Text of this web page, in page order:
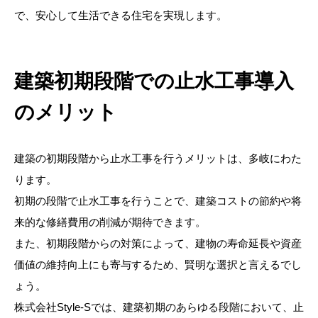
で、安心して生活できる住宅を実現します。
建築初期段階での止水工事導入
のメリット
建築の初期段階から止水工事を行うメリットは、多岐にわた
ります。
初期の段階で止水工事を行うことで、建築コストの節約や将
来的な修繕費用の削減が期待できます。
また、初期段階からの対策によって、建物の寿命延長や資産
価値の維持向上にも寄与するため、賢明な選択と言えるでし
ょう。
株式会社Style-Sでは、建築初期のあらゆる段階において、止